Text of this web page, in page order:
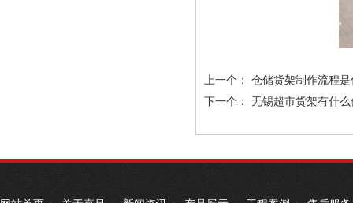
上一个： 仓储货架制作流程
下一个： 无锡超市货架有什么